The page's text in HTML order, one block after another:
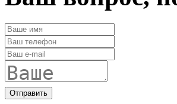
Отправить